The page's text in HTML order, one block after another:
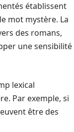
établissent
mot mystère. La
des romans,
une sensibilité
lexical
Par exemple, si
être des